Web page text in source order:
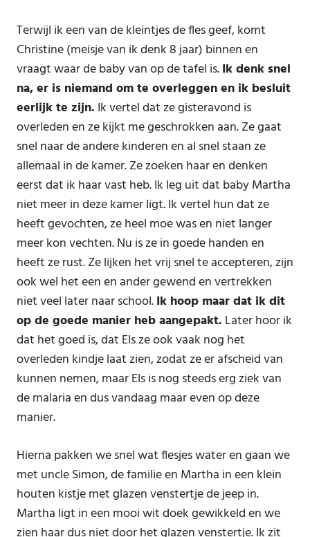
Terwijl ik een van de kleintjes de fles geef, komt
Christine (meisje van ik denk 8 jaar) binnen en
vraagt waar de baby van op de tafel is.Ik denk snel
na, er is niemand om te overleggen en ik besluit
eerlijk te zijn. Ik vertel dat ze gisteravond is
overleden en ze kijkt me geschrokken aan. Ze gaat
snel naar de andere kinderen en al snel staan ze
allemaal in de kamer. Ze zoeken haar en denken
eerst dat ik haar vast heb. Ik leg uit dat baby Martha
niet meer in deze kamer ligt. Ik vertel hun dat ze
heeft gevochten, ze heel moe was en niet langer
meer kon vechten. Nu is ze in goede handen en
heeft ze rust. Ze lijken het vrij snel te accepteren, zijn
ook wel het een en ander gewend en vertrekken
niet veel later naar school.Ik hoop maar dat ik dit
op de goede manier heb aangepakt. Later hoor ik
dat het goed is, dat Els ze ook vaak nog het
overleden kindje laat zien, zodat ze er afscheid van
kunnen nemen, maar Els is nog steeds erg ziek van
de malaria en dus vandaag maar even op deze
manier.
Hierna pakken we snel wat flesjes water en gaan we
met uncle Simon, de familie en Martha in een klein
houten kistje met glazen venstertje de jeep in.
Martha ligt in een mooi wit doek gewikkeld en we